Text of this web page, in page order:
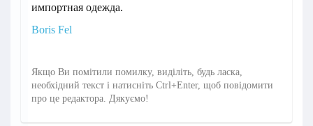
импортная одежда.
Boris Fel
Якщо Ви помітили помилку, виділіть, будь ласка,
необхідний текст і натисніть Ctrl+Enter, щоб повідомити
про це редактора. Дякуємо!